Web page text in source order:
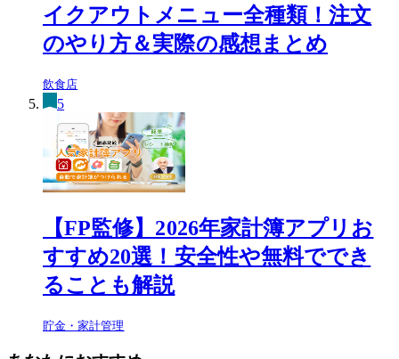
イクアウトメニュー全種類！注文
のやり方＆実際の感想まとめ
飲食店
5
【FP監修】2026年家計簿アプリお
すすめ20選！安全性や無料ででき
ることも解説
貯金・家計管理